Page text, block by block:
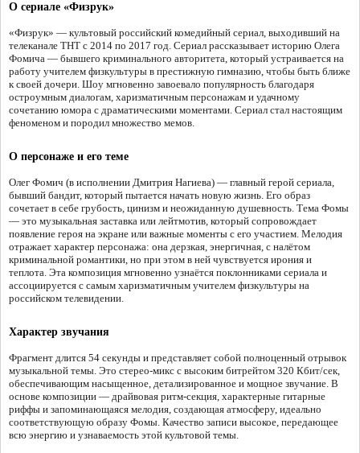
О сериале «Физрук»
«Физрук» — культовый российский комедийный сериал, выходивший на
телеканале ТНТ с 2014 по 2017 год. Сериал рассказывает историю Олега
Фомича — бывшего криминального авторитета, который устраивается на
работу учителем физкультуры в престижную гимназию, чтобы быть ближе
к своей дочери. Шоу мгновенно завоевало популярность благодаря
остроумным диалогам, харизматичным персонажам и удачному
сочетанию юмора с драматическими моментами. Сериал стал настоящим
феноменом и породил множество мемов.
О персонаже и его теме
Олег Фомич (в исполнении Дмитрия Нагиева) — главный герой сериала,
бывший бандит, который пытается начать новую жизнь. Его образ
сочетает в себе грубость, цинизм и неожиданную душевность. Тема Фомы
— это музыкальная заставка или лейтмотив, который сопровождает
появление героя на экране или важные моменты с его участием. Мелодия
отражает характер персонажа: она дерзкая, энергичная, с налётом
криминальной романтики, но при этом в ней чувствуется ирония и
теплота. Эта композиция мгновенно узнаётся поклонниками сериала и
ассоциируется с самым харизматичным учителем физкультуры на
российском телевидении.
Характер звучания
Фрагмент длится 54 секунды и представляет собой полноценный отрывок
музыкальной темы. Это стерео-микс с высоким битрейтом 320 Кбит/сек,
обеспечивающим насыщенное, детализированное и мощное звучание. В
основе композиции — драйвовая ритм-секция, характерные гитарные
риффы и запоминающаяся мелодия, создающая атмосферу, идеально
соответствующую образу Фомы. Качество записи высокое, передающее
всю энергию и узнаваемость этой культовой темы.